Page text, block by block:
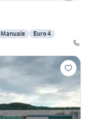
Manuale
Euro 4